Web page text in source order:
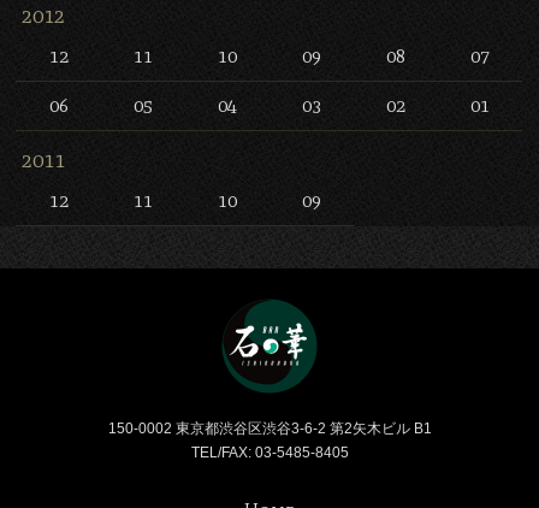
2012
12 11 10 09 08 07
06 05 04 03 02 01
2011
12 11 10 09
150-0002 東京都渋谷区渋谷3-6-2 第2矢木ビル B1
TEL/FAX: 03-5485-8405